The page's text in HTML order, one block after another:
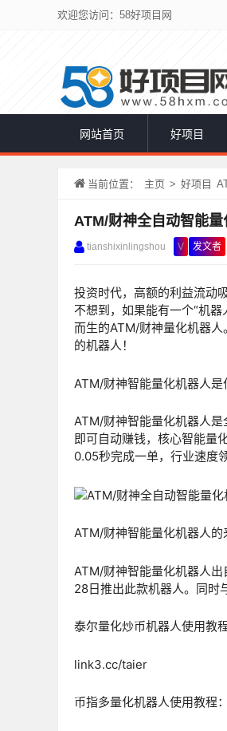
欢迎您访问：58好项目网
网站首页 好项目
当前位置： 主页 > 好项目
ATM/财神全自动智能量
tianshixinlingshou V 发文者
投资时代，高额的利益流动
不想到，如果能有一个“机
而生的ATM/财神量化机器人
的机器人！
ATM/财神智能量化机器人是
ATM/财神智能量化机器人是
即可自动赚钱，核心智能量
0.05秒完成一单，行业速度
ATM/财神智能量化机器人的
ATM/财神智能量化机器人出
28日推出此款机器人。同时
泰尔量化炒币机器人使用教
link3.cc/taier
币指多量化机器人使用教程：